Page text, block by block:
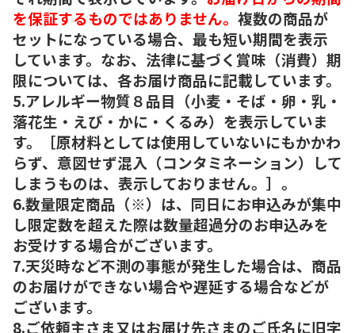
を保証するものではありません。 複数の商品が
セットになっている場合、最も短い期間を表示
しています。なお、法律に基づく賞味（消費）期
限については、各お届け商品に記載しています。
5.アレルギー物質８品目（小麦・そば・卵・乳・
落花生・えび・かに・くるみ）を表示していま
す。［原材料としては使用していないにもかかわ
らず、意図せず混入（コンタミネーション）して
しまうものは、表示しておりません。］。
6.数量限定商品（※）は、同日にお申込みが集中
し限定数を超えた際は数量超過分のお申込みを
お受けする場合がございます。
7.天災時など不測の事態が発生した場合は、商品
のお届けができない場合や遅延する場合などが
ございます。
8.ご依頼主さま又はお届け先さまのご氏名に旧字